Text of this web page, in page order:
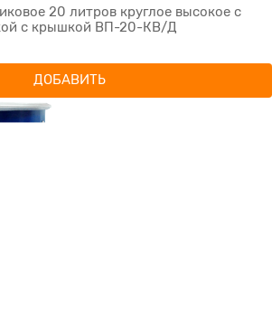
20 литров круглое высокое с
с крышкой ВП-20-КВ/Д
ДОБАВИТЬ